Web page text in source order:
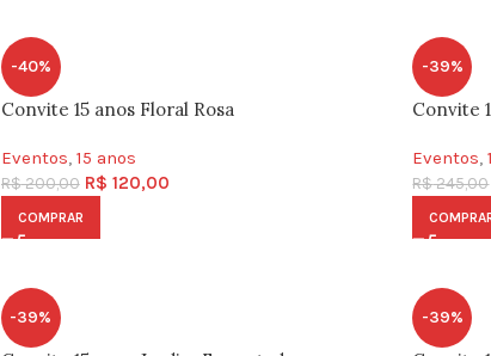
-40%
Convite 15 anos Floral Rosa
Eventos 15 anos
R$200,00 R$ 120,00
COMPRAR
-39%
Convite
Eventos
R$245,00
-39% -39%